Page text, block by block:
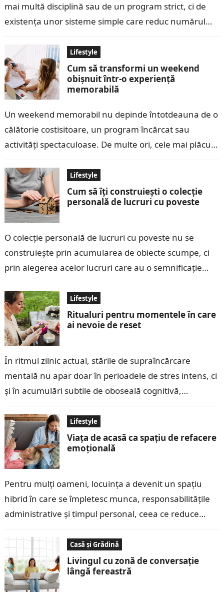
mai multă disciplină sau de un program strict, ci de
existența unor sisteme simple care reduc numărul
Lifestyle
Cum să transformi un weekend
obișnuit într-o experiență
memorabilă
Un weekend memorabil nu depinde întotdeauna de o
călătorie costisitoare, un program încărcat sau
activități spectaculoase. De multe ori, cele mai plăcute
Lifestyle
Cum să îți construiești o colecție
personală de lucruri cu poveste
O colecție personală de lucruri cu poveste nu se
construiește prin acumularea de obiecte scumpe, ci
prin alegerea acelor lucruri care au o semnificație
Lifestyle
Ritualuri pentru momentele în care
ai nevoie de reset
În ritmul zilnic actual, stările de supraîncărcare
mentală nu apar doar în perioadele de stres intens, ci
și în acumulări subtile de oboseală cognitivă,
Lifestyle
Viața de acasă ca spațiu de refacere
emoțională
Pentru mulți oameni, locuința a devenit un spațiu
hibrid în care se împletesc munca, responsabilitățile
administrative și timpul personal, ceea ce reduce
Casă și Grădină
Livingul cu zonă de conversație
lângă fereastră